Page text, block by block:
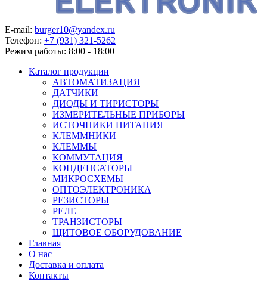
E-mail: burger10@yandex.ru
Телефон: +7 (931) 321-5262
Режим работы: 8:00 - 18:00
Каталог продукции
АВТОМАТИЗАЦИЯ
ДАТЧИКИ
ДИОДЫ И ТИРИСТОРЫ
ИЗМЕРИТЕЛЬНЫЕ ПРИБОРЫ
ИСТОЧНИКИ ПИТАНИЯ
КЛЕММНИКИ
КЛЕММЫ
КОММУТАЦИЯ
КОНДЕНСАТОРЫ
МИКРОСХЕМЫ
ОПТОЭЛЕКТРОНИКА
РЕЗИСТОРЫ
РЕЛЕ
ТРАНЗИСТОРЫ
ЩИТОВОЕ ОБОРУДОВАНИЕ
Главная
О нас
Доставка и оплата
Контакты